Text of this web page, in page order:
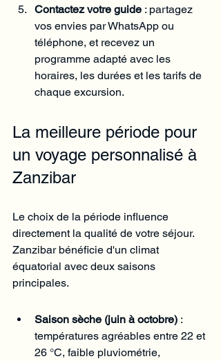
Contactez votre guide : partagez
vos envies par WhatsApp ou
téléphone, et recevez un
programme adapté avec les
horaires, les durées et les tarifs de
chaque excursion.
La meilleure période pour
un voyage personnalisé à
Zanzibar
Le choix de la période influence
directement la qualité de votre séjour.
Zanzibar bénéficie d'un climat
équatorial avec deux saisons
principales.
Saison sèche (juin à octobre) :
températures agréables entre 22 et
26 °C, faible pluviométrie,